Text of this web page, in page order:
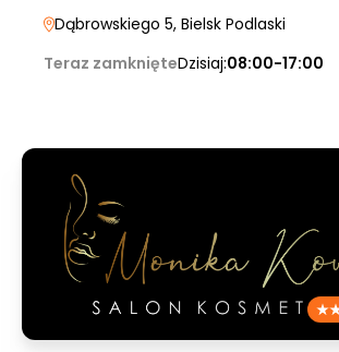
Dąbrowskiego 5, Bielsk Podlaski
Teraz zamknięteDzisiaj:08:00-17:00